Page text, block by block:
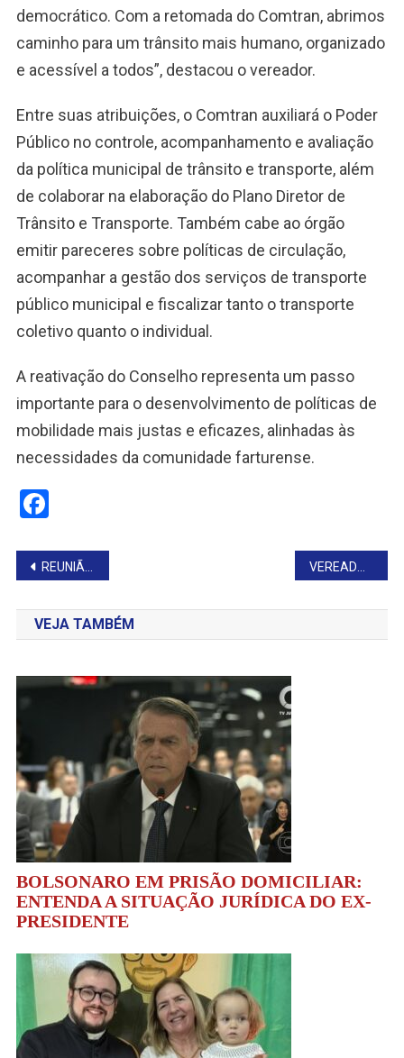
democrático. Com a retomada do Comtran, abrimos
caminho para um trânsito mais humano, organizado
e acessível a todos”, destacou o vereador.
Entre suas atribuições, o Comtran auxiliará o Poder
Público no controle, acompanhamento e avaliação
da política municipal de trânsito e transporte, além
de colaborar na elaboração do Plano Diretor de
Trânsito e Transporte. Também cabe ao órgão
emitir pareceres sobre políticas de circulação,
acompanhar a gestão dos serviços de transporte
público municipal e fiscalizar tanto o transporte
coletivo quanto o individual.
A reativação do Conselho representa um passo
importante para o desenvolvimento de políticas de
mobilidade mais justas e eficazes, alinhadas às
necessidades da comunidade farturense.
Facebook
Navegação
de
Post
REUNIÃO COM MÃES ATÍPICAS ORIENTA NOVAS AÇÕES PÚBLICAS
VEJA TAMBÉM
BOLSONARO EM PRISÃO DOMICILIAR:
ENTENDA A SITUAÇÃO JURÍDICA DO EX-
PRESIDENTE